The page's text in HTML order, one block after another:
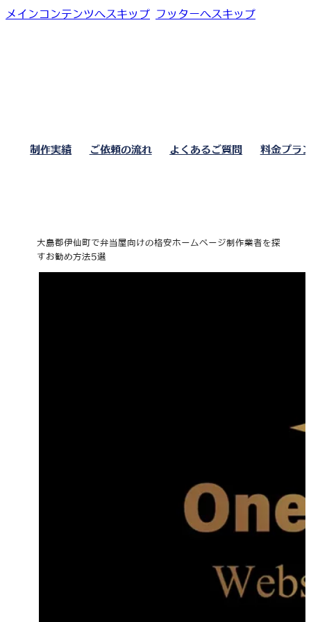
メインコンテンツへスキップ フッターへスキップ
制作実績 ご依頼の流れ よくあるご質問 料金プラ
大島郡伊仙町で弁当屋向けの格安ホームページ制作業者を探
すお勧め方法5選